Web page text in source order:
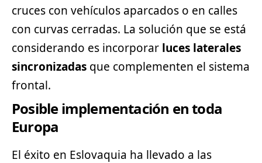
cruces con vehículos aparcados o en calles
con curvas cerradas. La solución que se está
considerando es incorporar luces laterales
sincronizadas que complementen el sistema
frontal.
Posible implementación en toda
Europa
El éxito en Eslovaquia ha llevado a las